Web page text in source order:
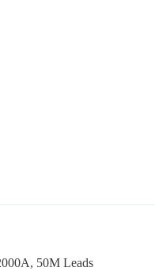
50M Leads